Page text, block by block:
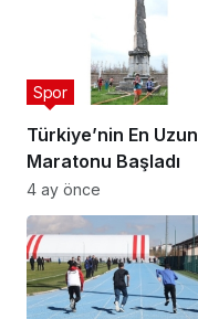
Türkiye’nin En Uzun
Maratonu Başladı
Spor
4 ay önce